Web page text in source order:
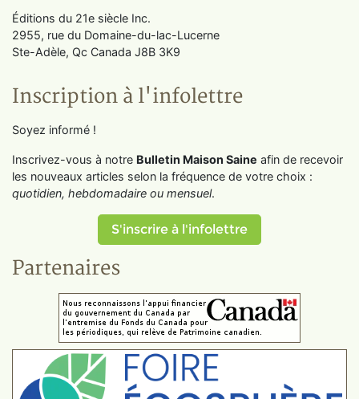
Éditions du 21e siècle Inc.
2955, rue du Domaine-du-lac-Lucerne
Ste-Adèle, Qc Canada J8B 3K9
Inscription à l'infolettre
Soyez informé !
Inscrivez-vous à notre Bulletin Maison Saine afin de recevoir
les nouveaux articles selon la fréquence de votre choix :
quotidien, hebdomadaire ou mensuel.
S'inscrire à l'infolettre
Partenaires